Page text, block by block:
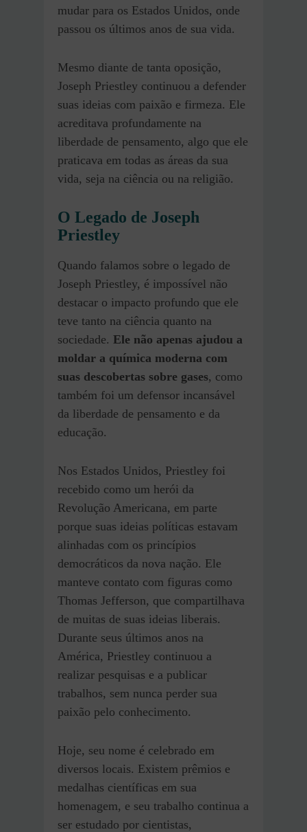
mudar para os Estados Unidos, onde
passou os últimos anos de sua vida.
Mesmo diante de tanta oposição,
Joseph Priestley continuou a defender
suas ideias com paixão e firmeza. Ele
acreditava profundamente na
liberdade de pensamento, algo que ele
praticava em todas as áreas da sua
vida, seja na ciência ou na religião.
O Legado de Joseph
Priestley
Quando falamos sobre o legado de
Joseph Priestley, é impossível não
destacar o impacto profundo que ele
teve tanto na ciência quanto na
sociedade. Ele não apenas ajudou a
moldar a química moderna com
suas descobertas sobre gases, como
também foi um defensor incansável
da liberdade de pensamento e da
educação.
Nos Estados Unidos, Priestley foi
recebido como um herói da
Revolução Americana, em parte
porque suas ideias políticas estavam
alinhadas com os princípios
democráticos da nova nação. Ele
manteve contato com figuras como
Thomas Jefferson, que compartilhava
de muitas de suas ideias liberais.
Durante seus últimos anos na
América, Priestley continuou a
realizar pesquisas e a publicar
trabalhos, sem nunca perder sua
paixão pelo conhecimento.
Hoje, seu nome é celebrado em
diversos locais. Existem prêmios e
medalhas científicas em sua
homenagem, e seu trabalho continua a
ser estudado por cientistas,